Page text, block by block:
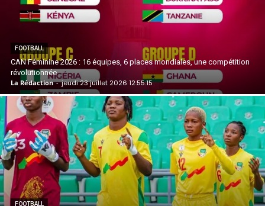
FOOTBALL
CAN Féminine 2026 : 16 équipes, 6 places mondiales, une compétition
révolutionnée
La Rédaction - jeudi 23 juillet 2026 12:55:15
FOOTBALL